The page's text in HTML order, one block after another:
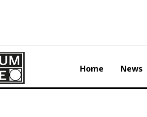
Home News